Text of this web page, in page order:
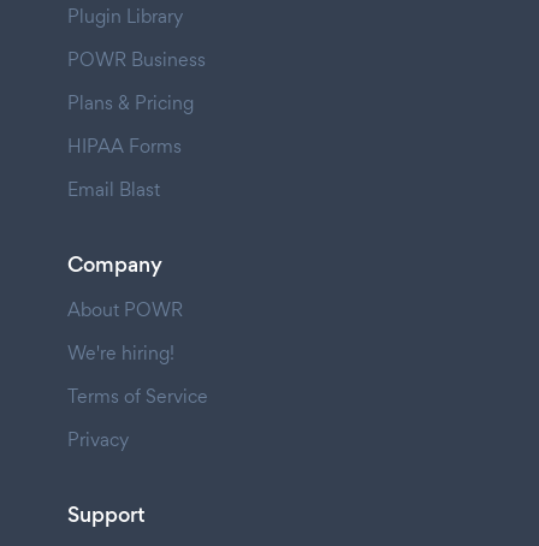
Plugin Library
POWR Business
Plans & Pricing
HIPAA Forms
Email Blast
Company
About POWR
We're hiring!
Terms of Service
Privacy
Support